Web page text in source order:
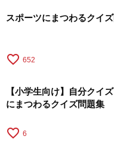
スポーツにまつわるクイ
favorite_border 652
【小学生向け】自分クイ
にまつわるクイズ問題集
favorite_border 6